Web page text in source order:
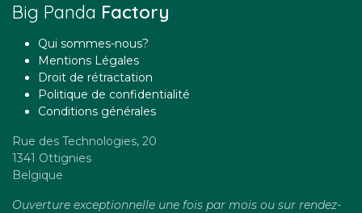
Big Panda Factory
Qui sommes-nous?
Mentions Légales
Droit de rétractation
Politique de confidentialité
Conditions générales
Rue des Technologies, 20
1341 Ottignies
Belgique
Ouverture exceptionnelle une fois par mois ou sur rendez-